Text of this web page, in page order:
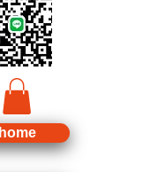
home